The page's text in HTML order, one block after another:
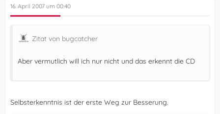
16. April 2007 um 00:40
Zitat von bugcatcher
Aber vermutlich will ich nur nicht und das erkennt die CD
Selbsterkenntnis ist der erste Weg zur Besserung.